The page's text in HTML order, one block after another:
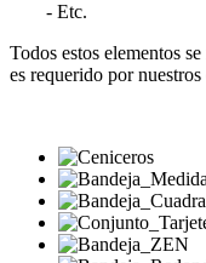
- Etc.
Todos estos elementos
es requerido por nuestros